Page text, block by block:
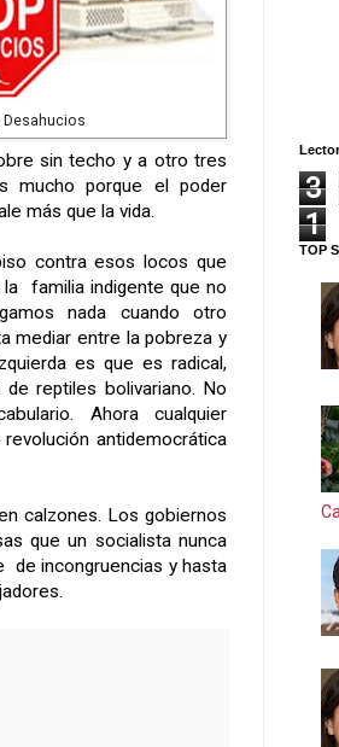
Desahucios
sin techo y a otro tres
mucho porque el poder
más que la vida.
contra esos locos que
familia indigente que no
nada cuando otro
mediar entre la pobreza y
es que es radical,
reptiles bolivariano. No
Ahora cualquier
antidemocrática
calzones. Los gobiernos
que un socialista nunca
de incongruencias y hasta
3
1
TOP